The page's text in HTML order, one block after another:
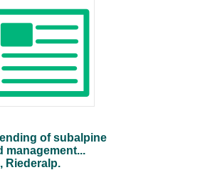
of subalpine
management...
Riederalp.